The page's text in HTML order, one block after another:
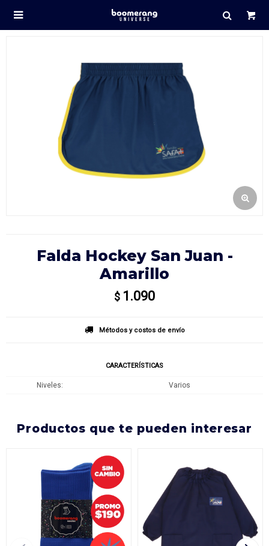

Falda Hockey San Juan -
Amarillo
$ 1.090
Métodos y costos de envío
CARACTERÍSTICAS
Niveles Varios
productos que te pueden interesar